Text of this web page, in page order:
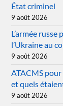
État criminel
9 août 2026
L’armée
l’Ukraine au
9 août 2026
ATACMS
et quels
9 août 2026